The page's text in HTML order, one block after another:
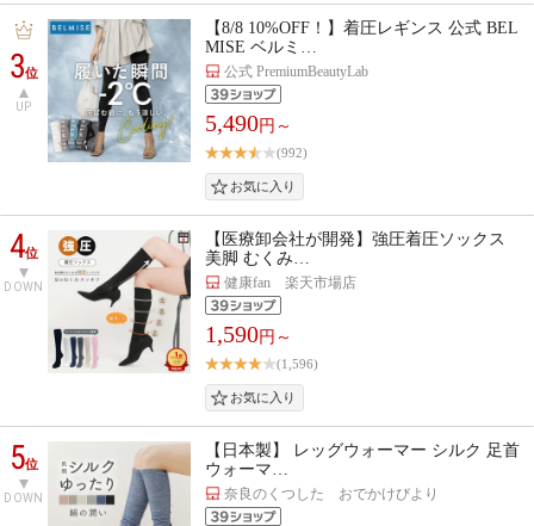
3位
UP
【8/8 10%OFF！】着圧レギンス 公式 BEL
MISE ベルミ…
公式 PremiumBeautyLab
5,490円～
(992)
4位
DOWN
【医療卸会社が開発】強圧着圧ソックス
美脚 むくみ…
健康fan 楽天市場店
1,590円～
(1,596)
5位
DOWN
【日本製】 レッグウォーマー シルク 足首
ウォーマ…
奈良のくつした おでかけびより